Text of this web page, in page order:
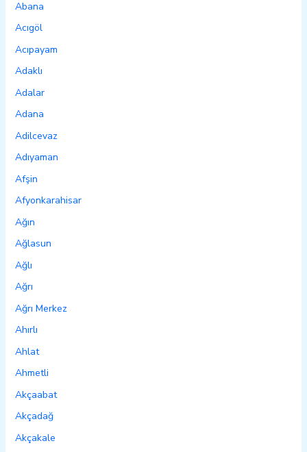
Abana
Acıgöl
Acıpayam
Adaklı
Adalar
Adana
Adilcevaz
Adıyaman
Afşin
Afyonkarahisar
Ağın
Ağlasun
Ağlı
Ağrı
Ağrı Merkez
Ahırlı
Ahlat
Ahmetli
Akçaabat
Akçadağ
Akçakale